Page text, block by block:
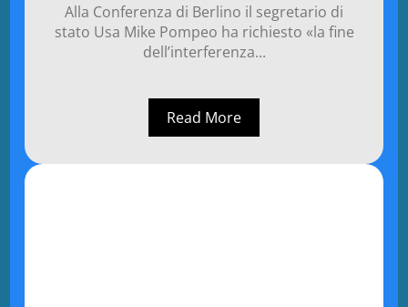
Alla Conferenza di Berlino il segretario di
stato Usa Mike Pompeo ha richiesto «la fine
dell’interferenza...
Read More